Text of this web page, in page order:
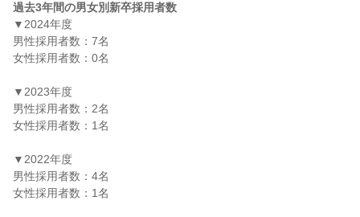
過去3年間の男女別新卒採用者数
▼2024年度
男性採用者数：7名
女性採用者数：0名
▼2023年度
男性採用者数：2名
女性採用者数：1名
▼2022年度
男性採用者数：4名
女性採用者数：1名